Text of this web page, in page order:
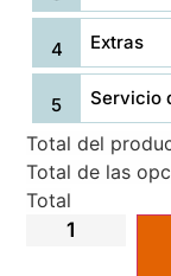
Extras
Servicio
Total del
Total de las
Total